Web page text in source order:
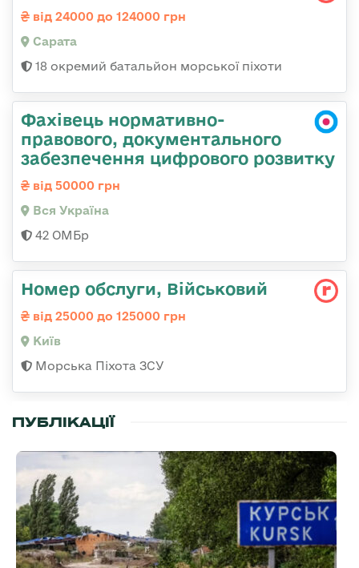
від 24000 до 124000 грн
Сарата
18 окремий батальйон морської піхоти
Фахівець нормативно-
правового, документального
забезпечення цифрового розвитку
від 50000 грн
Вся Україна
42 ОМБр
Номер обслуги, Військовий
від 25000 до 125000 грн
Київ
Морська Піхота ЗСУ
ПУБЛІКАЦІЇ